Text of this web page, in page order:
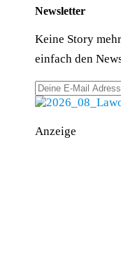
Newsletter
Keine Story
einfach den
Anzeige